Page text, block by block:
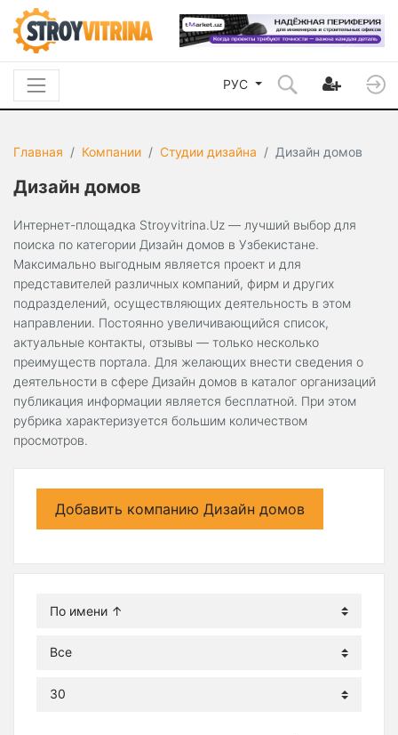
РУС
Главная Компании Студии дизайна Дизайн домов
Дизайн домов
Интернет-площадка Stroyvitrina.Uz — лучший выбор для
поиска по категории Дизайн домов в Узбекистане.
Максимально выгодным является проект и для
представителей различных компаний, фирм и других
подразделений, осуществляющих деятельность в этом
направлении. Постоянно увеличивающийся список,
актуальные контакты, отзывы — только несколько
преимуществ портала. Для желающих внести сведения о
деятельности в сфере Дизайн домов в каталог организаций
публикация информации является бесплатной. При этом
рубрика характеризуется большим количеством
просмотров.
Добавить компанию Дизайн домов